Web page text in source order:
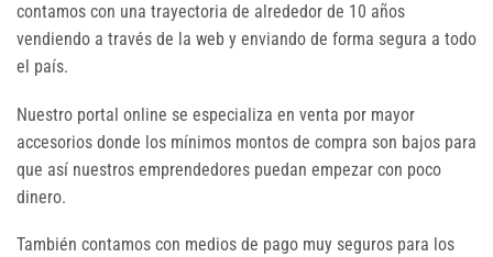
contamos con una trayectoria de alrededor de 10 años
vendiendo a través de la web y enviando de forma segura a todo
el país.
Nuestro portal online se especializa en venta por mayor
accesorios donde los mínimos montos de compra son bajos para
que así nuestros emprendedores puedan empezar con poco
dinero.
También contamos con medios de pago muy seguros para los